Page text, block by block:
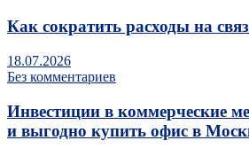
Как сократить расходы на
18.07.2026
Без комментариев
Инвестиции в коммерческие
и выгодно купить офис в